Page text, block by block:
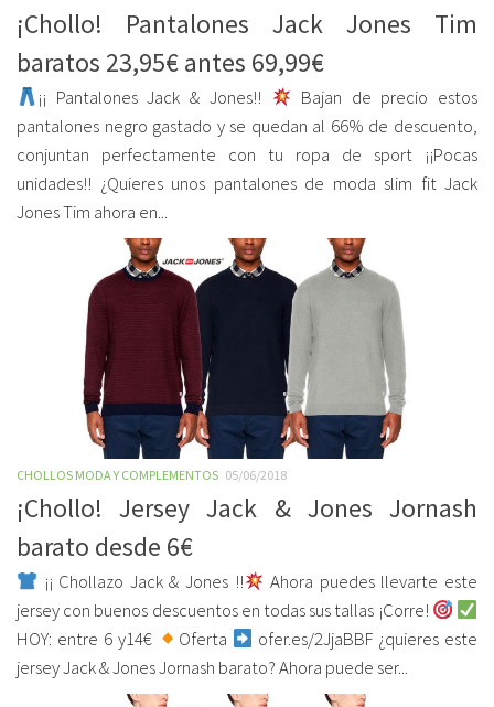
¡Chollo! Pantalones Jack Jones Tim
baratos 23,95€ antes 69,99€
¡¡ Pantalones Jack & Jones!!
Bajan de precio estos
pantalones negro gastado y se quedan al 66% de descuento,
conjuntan perfectamente con tu ropa de sport ¡¡Pocas
unidades!! ¿Quieres unos pantalones de moda slim fit Jack
Jones Tim ahora en...
CHOLLOS MODA Y COMPLEMENTOS 05/06/2018
¡Chollo! Jersey Jack & Jones Jornash
barato desde 6€
¡¡ Chollazo Jack & Jones !!
Ahora puedes llevarte este
jersey con buenos descuentos en todas sus tallas ¡Corre!
HOY: entre 6 y14€
Oferta
ofer.es/2JjaBBF ¿quieres este
jersey Jack & Jones Jornash barato? Ahora puede ser...